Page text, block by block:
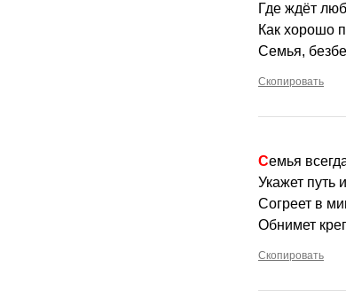
Где ждёт
Как хорошо
Семья,
Скопировать
Семья
Укажет путь
Согреет в
Обнимет
Скопировать